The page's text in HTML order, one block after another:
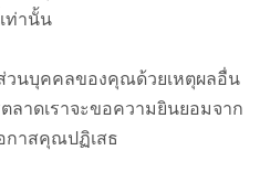
ท่านั้น
นบุคคลของคุณด้วยเหตุผลอื่น
ลาดเราจะขอความยินยอมจาก
กาสคุณปฏิเสธ